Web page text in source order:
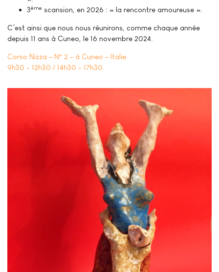
3ème scansion, en 2026 : « la rencontre amoureuse ».
C’est ainsi que nous nous réunirons, comme chaque année
depuis 11 ans à Cuneo, le 16 novembre 2024.
Corso Nizza – N° 2 – à Cuneo – Italie.
9h30 - 12h30 / 14h30 - 17h30.